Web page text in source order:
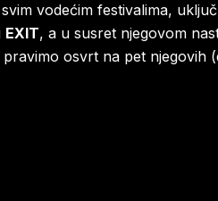
vodećim festivalima,
EXIT, a u susret njegovom
pravimo osvrt na pet njegovih